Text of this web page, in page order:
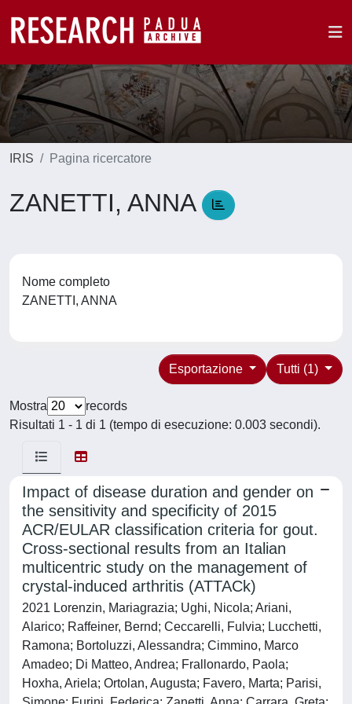
IRIS Pagina ricercatore
ZANETTI, ANNA
Nome completo
ZANETTI, ANNA
Tutti (1)
Esportazione
Mostra
records
Risultati 1 - 1 di 1 (tempo di esecuzione: 0.003 secondi).
Impact of disease duration and gender on
the sensitivity and specificity of 2015
ACR/EULAR classification criteria for gout.
Cross-sectional results from an Italian
multicentric study on the management of
crystal-induced arthritis (ATTACk)
2021 Lorenzin, Mariagrazia; Ughi, Nicola; Ariani,
Alarico; Raffeiner, Bernd; Ceccarelli, Fulvia; Lucchetti,
Ramona; Bortoluzzi, Alessandra; Cimmino, Marco
Amadeo; Di Matteo, Andrea; Frallonardo, Paola;
Hoxha, Ariela; Ortolan, Augusta; Favero, Marta; Parisi,